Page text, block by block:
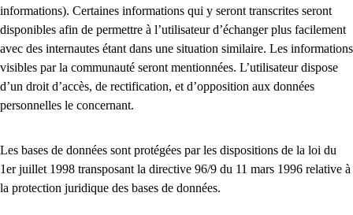
informations). Certaines informations qui y seront transcrites seront
disponibles afin de permettre à l’utilisateur d’échanger plus facilement
avec des internautes étant dans une situation similaire. Les informations
visibles par la communauté seront mentionnées. L’utilisateur dispose
d’un droit d’accès, de rectification, et d’opposition aux données
personnelles le concernant.
Les bases de données sont protégées par les dispositions de la loi du
1er juillet 1998 transposant la directive 96/9 du 11 mars 1996 relative à
la protection juridique des bases de données.